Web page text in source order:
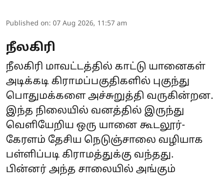
Published on: 07 Aug 2026, 11:57 am
நீலகிரி
நீலகிரி மாவட்டத்தில் காட்டு யானைகள்
அடிக்கடி கிராமப்பகுதிகளில் புகுந்து
பொதுமக்களை அச்சுறுத்தி வருகின்றன.
இந்த நிலையில் வனத்தில் இருந்து
வெளியேறிய ஒரு யானை கூடலூர்-
கேரளம் தேசிய நெடுஞ்சாலை வழியாக
பள்ளிப்படி கிராமத்துக்கு வந்தது.
பின்னர் அந்த சாலையில் அங்கும்